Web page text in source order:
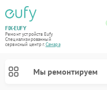
FIX-EUFY
Ремонт устройств Eufy
Специализированный
cервисный центр г.Самара
Мы ремонтируем